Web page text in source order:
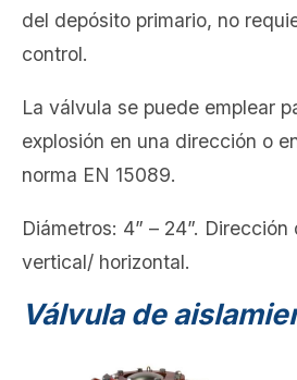
del depósito primario, no
control.
La válvula se puede emplear
explosión en una dirección o
norma EN 15089.
Diámetros: 4” – 24”.
vertical/ horizontal.
Válvula de